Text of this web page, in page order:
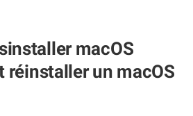
macOS
réinstaller un macOS